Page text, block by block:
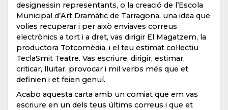
designessin representants, o la creació de l’Escola
Municipal d’Art Dramàtic de Tarragona, una idea que
volies recuperar i per això enviaves correus
electrònics a tort i a dret, vas dirigir El Magatzem, la
productora Totcomèdia, i el teu estimat col·lectiu
TeclaSmit Teatre. Vas escriure, dirigir, estimar,
criticar, lluitar, provocar i mil verbs més que et
definien i et feien genuí.
Acabo aquesta carta amb un comiat que em vas
escriure en un dels teus últims correus i que et